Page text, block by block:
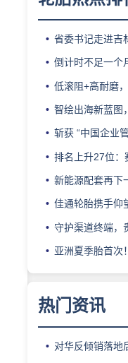
省委书记走进吉林玲
倒计时不足一个月！全
低滚阻+高耐磨，佳通
智绘出海新蓝图，浦林
斩获 “中国企业管理奥斯
排名上升27位：赛轮跻身
新能源配套再下一城！
佳通轮胎携手仰望U9X亮相
守护渠道终端，贵州轮胎前
亚洲夏季胎首次！玛吉斯
热门资讯
对华反倾销落地后